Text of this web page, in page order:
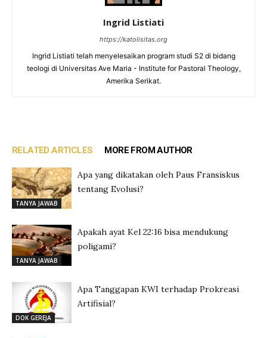
Ingrid Listiati
https://katolisitas.org
Ingrid Listiati telah menyelesaikan program studi S2 di bidang
teologi di Universitas Ave Maria - Institute for Pastoral Theology,
Amerika Serikat.
RELATED ARTICLES MORE FROM AUTHOR
TANYA JAWAB
Apa yang dikatakan oleh Paus Fransiskus
tentang Evolusi?
TANYA JAWAB
Apakah ayat Kel 22:16 bisa mendukung
poligami?
DOK GEREJA
Apa Tanggapan KWI terhadap Prokreasi
Artifisial?